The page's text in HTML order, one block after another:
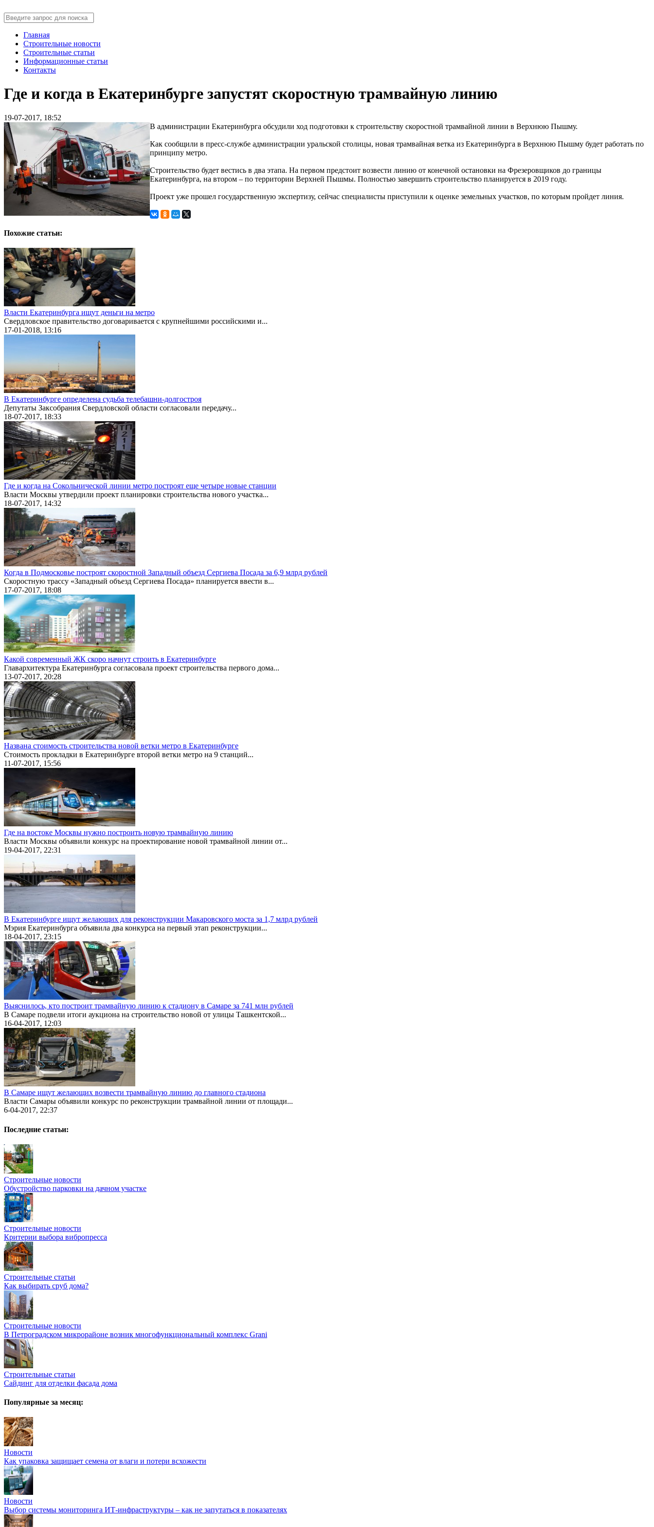
Главная
Строительные новости
Строительные статьи
Информационные статьи
Контакты
Где и когда в Екатеринбурге запустят скоростную трамвайную линию
19-07-2017, 18:52
В администрации Екатеринбурга обсудили ход подготовки к строительству скоростной трамвайной линии в Верхнюю Пышму.
Как сообщили в пресс-службе администрации уральской столицы, новая трамвайная ветка из Екатеринбурга в Верхнюю Пышму будет работать по
принципу метро.
Строительство будет вестись в два этапа. На первом предстоит возвести линию от конечной остановки на Фрезеровщиков до границы
Екатеринбурга, на втором – по территории Верхней Пышмы. Полностью завершить строительство планируется в 2019 году.
Проект уже прошел государственную экспертизу, сейчас специалисты приступили к оценке земельных участков, по которым пройдет линия.
Похожие статьи:
Власти Екатеринбурга ищут деньги на метро
Свердловское правительство договаривается с крупнейшими российскими и...
17-01-2018, 13:16
В Екатеринбурге определена судьба телебашни-долгостроя
Депутаты Заксобрания Свердловской области согласовали передачу...
18-07-2017, 18:33
Где и когда на Сокольнической линии метро построят еще четыре новые станции
Власти Москвы утвердили проект планировки строительства нового участка...
18-07-2017, 14:32
Когда в Подмосковье построят скоростной Западный объезд Сергиева Посада за 6,9 млрд рублей
Скоростную трассу «Западный объезд Сергиева Посада» планируется ввести в...
17-07-2017, 18:08
Какой современный ЖК скоро начнут строить в Екатеринбурге
Главархитектура Екатеринбурга согласовала проект строительства первого дома...
13-07-2017, 20:28
Названа стоимость строительства новой ветки метро в Екатеринбурге
Стоимость прокладки в Екатеринбурге второй ветки метро на 9 станций...
11-07-2017, 15:56
Где на востоке Москвы нужно построить новую трамвайную линию
Власти Москвы объявили конкурс на проектирование новой трамвайной линии от...
19-04-2017, 22:31
В Екатеринбурге ищут желающих для реконструкции Макаровского моста за 1,7 млрд рублей
Мэрия Екатеринбурга объявила два конкурса на первый этап реконструкции...
18-04-2017, 23:15
Выяснилось, кто построит трамвайную линию к стадиону в Самаре за 741 млн рублей
В Самаре подвели итоги аукциона на строительство новой от улицы Ташкентской...
16-04-2017, 12:03
В Самаре ищут желающих возвести трамвайную линию до главного стадиона
Власти Самары объявили конкурс по реконструкции трамвайной линии от площади...
6-04-2017, 22:37
Последние статьи:
Строительные новости
Обустройство парковки на дачном участке
Строительные новости
Критерии выбора вибропресса
Строительные статьи
Как выбирать сруб дома?
Строительные новости
В Петроградском микрорайоне возник многофункциональный комплекс Grani
Строительные статьи
Сайдинг для отделки фасада дома
Популярные за месяц:
Новости
Как упаковка защищает семена от влаги и потери всхожести
Новости
Выбор системы мониторинга ИТ-инфраструктуры – как не запутаться в показателях